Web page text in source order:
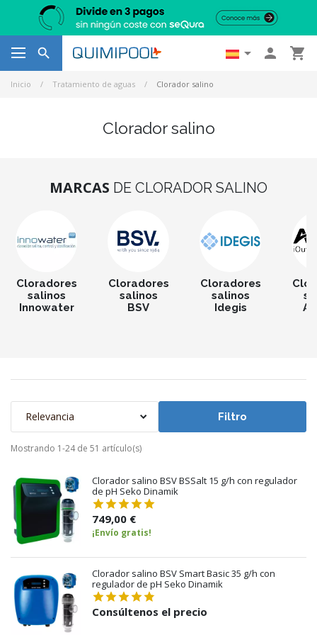
   
Inicio Tratamiento de aguas Clorador salino
Clorador salino
MARCAS DE CLORADOR SALINO
Cloradores
salinos
Innowater
Cloradores
salinos
BSV
Cloradores
salinos
Idegis
Relevancia Filtro
Mostrando 1-24 de 51 artículo(s)
Clorador salino BSV BSSalt 15 g/h con regulador
de pH Seko Dinamik
749,00 €
¡Envío gratis!
Clorador salino BSV Smart Basic 35 g/h con
regulador de pH Seko Dinamik
Consúltenos el precio